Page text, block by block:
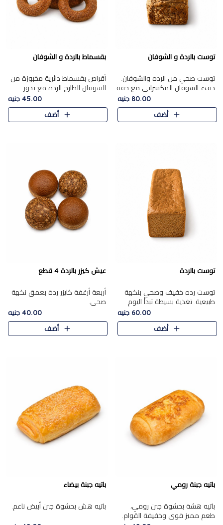
توست بالردة و الشوفان
توست صحي من الرده والشوفان.
دفء الشوفان المكسراتي مع خفة
80.00 جنيه
أضف
بقسماط بالردة و الشوفان
أقراص بقسماط دائرية مخبوزة من
الشوفان الطازج الرده مع بذور
مختارة. قرمشة الحبوب والبذور،
بداية صحية لكل صباح.
45.00 جنيه
أضف
توست بالردة
توست رده خفيف وصحي بنكهة
طبيعية. تغذية بسيطة تبدأ اليوم
60.00 جنيه
أضف
عيش كيزر بالردة 4 قطع
أربعة أرغفة كايزر ردة بعمق نكهة
صحي.
40.00 جنيه
أضف
باتيه جبنة رومي
باتيه هشة بحشوة جبن رومي،
طعم مميز قوي وخفيفة القوام.
باتيه جبنة بيضاء
باتيه هش بحشوة جبن أبيض ناعم.